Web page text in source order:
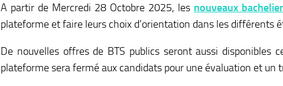
A partir de Mercredi 28 Octobre 2025, les nouveaux
plateforme et faire leurs choix d’orientation dans les différents
De nouvelles offres de BTS publics seront aussi disponibles
plateforme sera fermé aux candidats pour une évaluation et un